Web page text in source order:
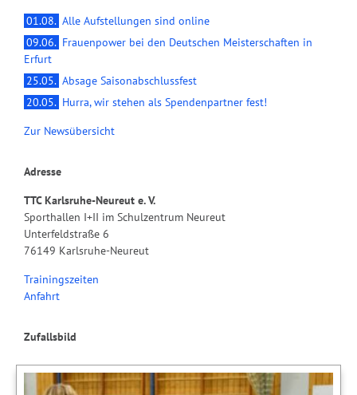
01.08. Alle Aufstellungen sind online
09.06. Frauenpower bei den Deutschen Meisterschaften in
Erfurt
25.05. Absage Saisonabschlussfest
20.05. Hurra, wir stehen als Spendenpartner fest!
Zur Newsübersicht
Adresse
TTC Karlsruhe-Neureut e. V.
Sporthallen I+II im Schulzentrum Neureut
Unterfeldstraße 6
76149 Karlsruhe-Neureut
Trainingszeiten
Anfahrt
Zufallsbild